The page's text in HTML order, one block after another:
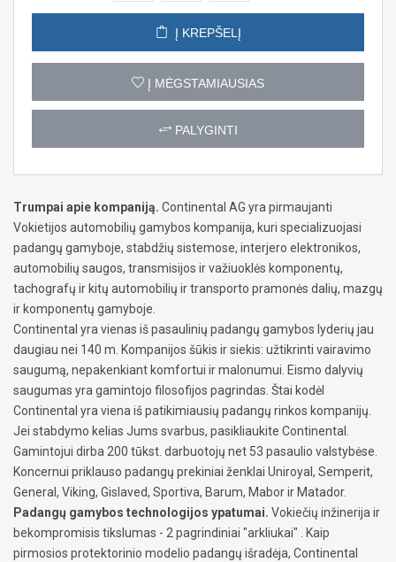
Į KREPŠELĮ
Į MĖGSTAMIAUSIAS
PALYGINTI
Trumpai apie kompaniją. Continental AG yra pirmaujanti
Vokietijos automobilių gamybos kompanija, kuri specializuojasi
padangų gamyboje, stabdžių sistemose, interjero elektronikos,
automobilių saugos, transmisijos ir važiuoklės komponentų,
tachografų ir kitų automobilių ir transporto pramonės dalių, mazgų
ir komponentų gamyboje.
Continental yra vienas iš pasaulinių padangų gamybos lyderių jau
daugiau nei 140 m. Kompanijos šūkis ir siekis: užtikrinti vairavimo
saugumą, nepakenkiant komfortui ir malonumui. Eismo dalyvių
saugumas yra gamintojo filosofijos pagrindas. Štai kodėl
Continental yra viena iš patikimiausių padangų rinkos kompanijų.
Jei stabdymo kelias Jums svarbus, pasikliaukite Continental.
Gamintojui dirba 200 tūkst. darbuotojų net 53 pasaulio valstybėse.
Koncernui priklauso padangų prekiniai ženklai Uniroyal, Semperit,
General, Viking, Gislaved, Sportiva, Barum, Mabor ir Matador.
Padangų gamybos technologijos ypatumai. Vokiečių inžinerija ir
bekompromisis tikslumas - 2 pagrindiniai "arkliukai" . Kaip
pirmosios protektorinio modelio padangų išradėja, Continental